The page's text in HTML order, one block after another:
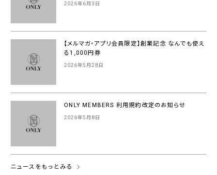
2026年6月3日
【メルマガ・アプリ会員限定】創業記念 なんでも使え
る1,000円券
2026年5月28日
ONLY MEMBERS 利用規約改定のお知らせ
2026年5月8日
ニュースをもっとみる